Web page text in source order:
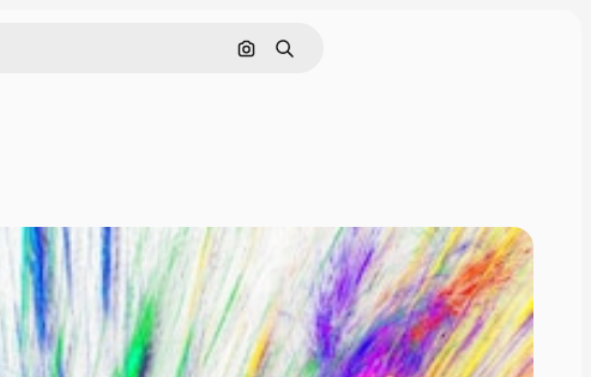
Sök efter bild
Söka